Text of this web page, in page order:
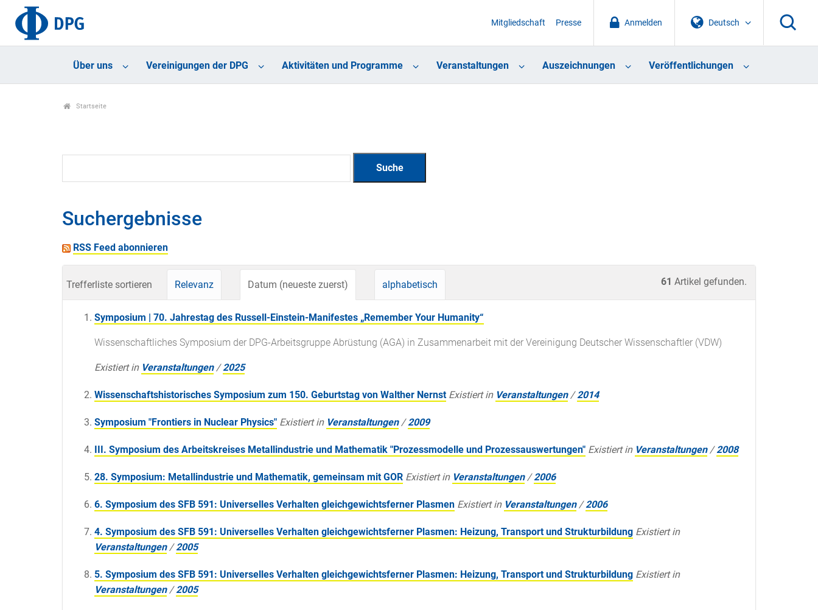
Deutsch
Anmelden
Mitgliedschaft Presse
Über uns Vereinigungen der DPG Aktivitäten und Programme Veranstaltungen Auszeichnungen Veröffentlichungen
Startseite
Suchergebnisse
RSS Feed abonnieren
61 Artikel gefunden.
Trefferliste sortieren Relevanz Datum (neueste zuerst) alphabetisch
Symposium | 70. Jahrestag des Russell-Einstein-Manifestes „Remember Your Humanity“
Wissenschaftliches Symposium der DPG-Arbeitsgruppe Abrüstung (AGA) in Zusammenarbeit mit der Vereinigung Deutscher Wissenschaftler (VDW)
Existiert in Veranstaltungen /2025
Wissenschaftshistorisches Symposium zum 150. Geburtstag von Walther Nernst Existiert in Veranstaltungen /2014
Symposium "Frontiers in Nuclear Physics" Existiert in Veranstaltungen /2009
III. Symposium des Arbeitskreises Metallindustrie und Mathematik "Prozessmodelle und Prozessauswertungen" Existiert in Veranstaltungen /2008
28. Symposium: Metallindustrie und Mathematik, gemeinsam mit GOR Existiert in Veranstaltungen /2006
6. Symposium des SFB 591: Universelles Verhalten gleichgewichtsferner Plasmen Existiert in Veranstaltungen /2006
4. Symposium des SFB 591: Universelles Verhalten gleichgewichtsferner Plasmen: Heizung, Transport und Strukturbildung Existiert in
Veranstaltungen /2005
5. Symposium des SFB 591: Universelles Verhalten gleichgewichtsferner Plasmen: Heizung, Transport und Strukturbildung Existiert in
Veranstaltungen /2005